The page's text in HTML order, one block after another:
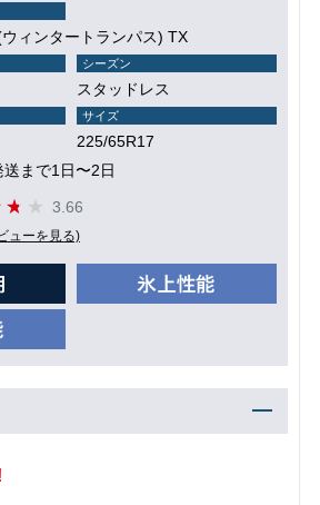
ィンタートランパス) TX
シーズン
スタッドレス
サイズ
225/65R17
まで1日〜2日
3.66
ューを見る)